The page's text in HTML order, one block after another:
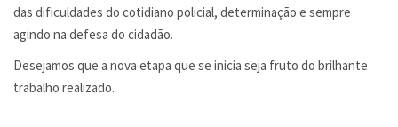
das dificuldades do cotidiano policial, determinação e sempre
agindo na defesa do cidadão.
Desejamos que a nova etapa que se inicia seja fruto do brilhante
trabalho realizado.